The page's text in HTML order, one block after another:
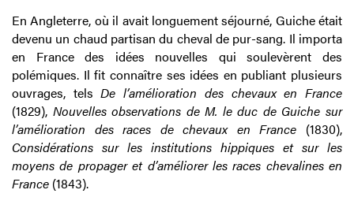
En Angleterre, où il avait longuement séjourné, Guiche était
devenu un chaud partisan du cheval de pur-sang. Il importa
en France des idées nouvelles qui soulevèrent des
polémiques. Il fit connaître ses idées en publiant plusieurs
ouvrages, telsDe l’amélioration des chevaux en France
(1829), Nouvelles observations de M. le duc de Guiche sur
l’amélioration des races de chevaux en France (1830),
Considérations sur les institutions hippiques et sur les
moyens de propager et d’améliorer les races chevalines en
France (1843).